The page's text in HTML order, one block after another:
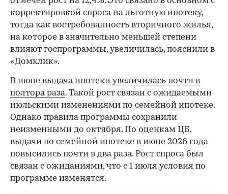
корректировкой спроса на льготную ипотеку,
тогда как востребованность вторичного жилья,
на которое в значительно меньшей степени
влияют госпрограммы, увеличилась, пояснили в
«Домклик».
В июне выдача ипотеки увеличилась почти в
полтора раза. Такой рост связан с ожидаемыми
июльскими изменениями по семейной ипотеке.
Однако правила программы сохранили
неизменными до октября. По оценкам ЦБ,
выдачи по семейной ипотеке в июне 2026 года
повысились почти в два раза. Рост спроса был
связан с ожиданиями, что с 1 июля условия по
программе изменятся.